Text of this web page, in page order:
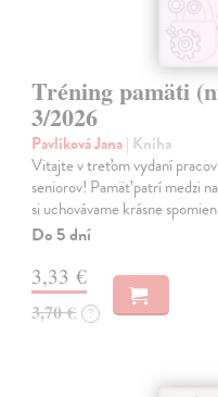
Tréning pamäti
3/2026
Pavlíková Jana| Kniha
Vitajte v treťom vydaní
seniorov! Pamäť patrí medzi
si uchovávame krásne
Do 5 dní
3,33 €
3,70 € ?